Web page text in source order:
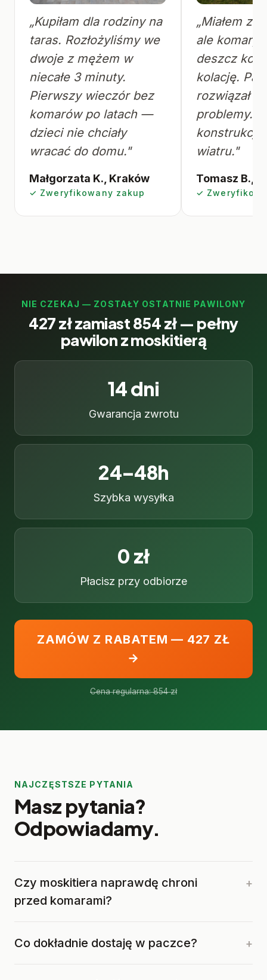
„Kupiłam dla rodziny na
taras. Rozłożyliśmy we
dwoje z mężem w
niecałe 3 minuty.
Pierwszy wieczór bez
komarów po latach —
dzieci nie chciały
wracać do domu."
Małgorzata K., Kraków
✓ Zweryfikowany zakup
„Miałem
ale komary
deszcz
kolację.
rozwiązał
problemy.
konstrukcja
wiatru."
Tomasz B.,
✓
NIE CZEKAJ — ZOSTAŁY OSTATNIE PAWILONY
427 zł zamiast 854 zł — pełny
pawilon z moskitierą
14 dni
Gwarancja zwrotu
24–48h
Szybka wysyłka
0 zł
Płacisz przy odbiorze
ZAMÓW Z RABATEM — 427 ZŁ
→
Cena regularna: 854 zł
NAJCZĘSTSZE PYTANIA
Masz pytania?
Odpowiadamy.
Czy moskitiera naprawdę chroni
przed komarami?
+
przerw i szczelin. Wejście i wyjście
Co dokładnie dostaję w paczce? +